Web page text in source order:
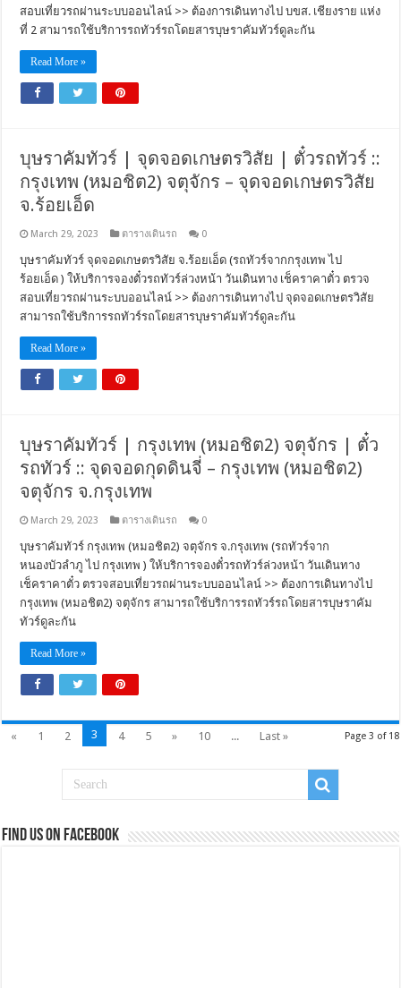
สอบเที่ยวรถผ่านระบบออนไลน์ >> ต้องการเดินทางไป บขส. เชียงราย แห่ง
ที่ 2 สามารถใช้บริการรถทัวร์รถโดยสารบุษราคัมทัวร์ดูละกัน
Read More »
บุษราคัมทัวร์ | จุดจอดเกษตรวิสัย | ตั๋วรถทัวร์ ::
กรุงเทพ (หมอชิต2) จตุจักร – จุดจอดเกษตรวิสัย
จ.ร้อยเอ็ด
March 29, 2023 ตารางเดินรถ 0
บุษราคัมทัวร์ จุดจอดเกษตรวิสัย จ.ร้อยเอ็ด (รถทัวร์จากกรุงเทพ ไป
ร้อยเอ็ด ) ให้บริการจองตั๋วรถทัวร์ล่วงหน้า วันเดินทาง เช็คราคาตั๋ว ตรวจ
สอบเที่ยวรถผ่านระบบออนไลน์ >> ต้องการเดินทางไป จุดจอดเกษตรวิสัย
สามารถใช้บริการรถทัวร์รถโดยสารบุษราคัมทัวร์ดูละกัน
Read More »
บุษราคัมทัวร์ | กรุงเทพ (หมอชิต2) จตุจักร | ตั๋ว
รถทัวร์ :: จุดจอดกุดดินจี่ – กรุงเทพ (หมอชิต2)
จตุจักร จ.กรุงเทพ
March 29, 2023 ตารางเดินรถ 0
บุษราคัมทัวร์ กรุงเทพ (หมอชิต2) จตุจักร จ.กรุงเทพ (รถทัวร์จาก
หนองบัวลำภู ไป กรุงเทพ ) ให้บริการจองตั๋วรถทัวร์ล่วงหน้า วันเดินทาง
เช็คราคาตั๋ว ตรวจสอบเที่ยวรถผ่านระบบออนไลน์ >> ต้องการเดินทางไป
กรุงเทพ (หมอชิต2) จตุจักร สามารถใช้บริการรถทัวร์รถโดยสารบุษราคัม
ทัวร์ดูละกัน
Read More »
Page 3 of 18
« 1 2 3 4 5 » 10 ... Last »
Find us on Facebook